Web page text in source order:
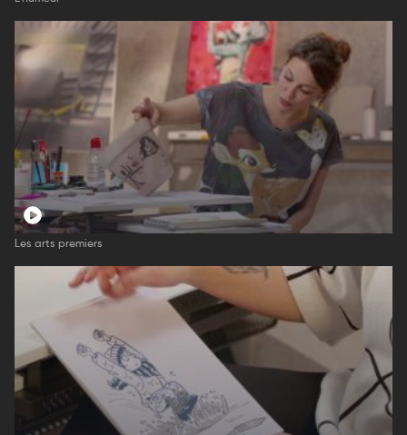
Les arts premiers